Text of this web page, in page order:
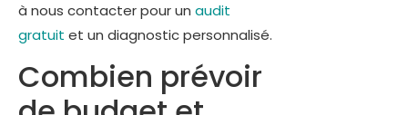
à nous contacter pour un audit
gratuit et un diagnostic personnalisé.
Combien prévoir